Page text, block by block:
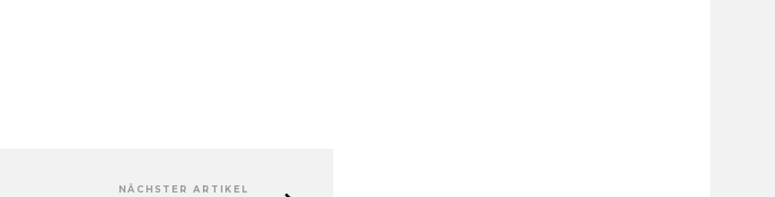
NÄCHSTER ARTIKEL